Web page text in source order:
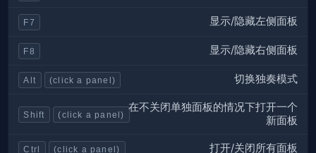
F7 显示/隐藏左侧面板
F8 显示/隐藏右侧面板
Alt (click a panel) 切换独奏模式
Shift (click a panel)
在不关闭单独面板的情况下打开一个
新面板
Ctrl (click a panel) 打开/关闭所有面板